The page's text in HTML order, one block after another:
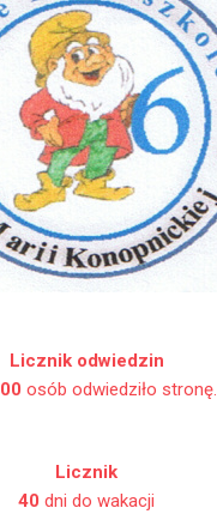
Licznik odwiedzin
osób odwiedziło stronę.
Licznik
40 dni do wakacji